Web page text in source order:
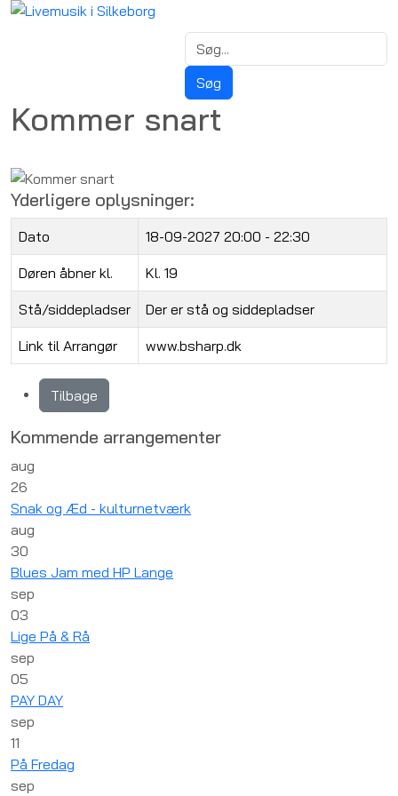
Kommer snart
Yderligere oplysninger:
Dato 18-09-2027 20:00 - 22:30
Døren åbner kl. Kl. 19
Stå/siddepladser Der er stå og siddepladser
Link til Arrangør www.bsharp.dk
Tilbage
Kommende arrangementer
aug
26
Snak og Æd - kulturnetværk
aug
30
Blues Jam med HP Lange
sep
03
Lige På & Rå
sep
05
PAY DAY
sep
11
På Fredag
sep